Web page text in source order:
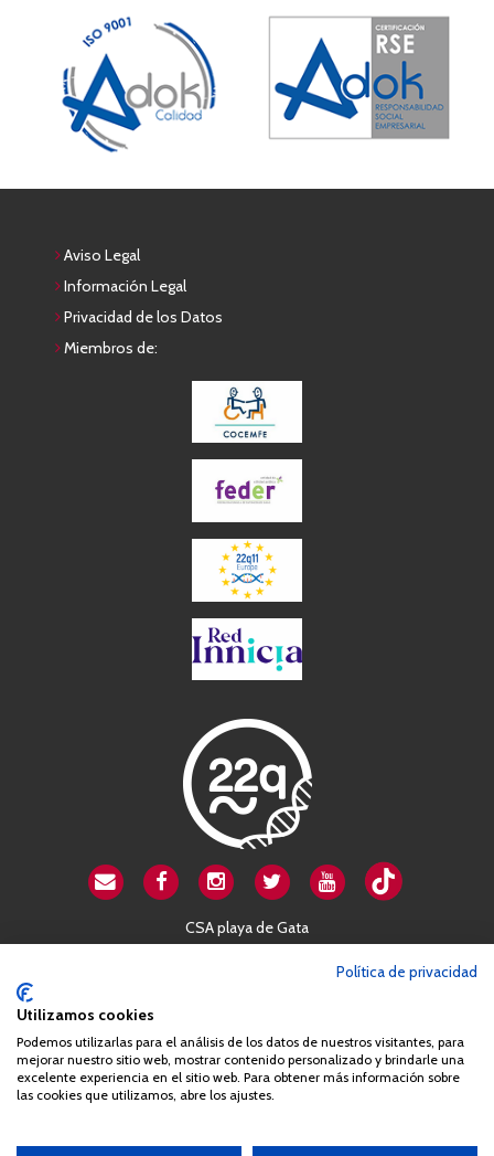
Aviso Legal
Información Legal
Privacidad de los Datos
Miembros de:
CSA playa de Gata
Queda prohibida de forma expresa la copia, reproducción o
distribución de la totalidad o parte de los contenidos del sitio web
Política de privacidad
Utilizamos cookies
Podemos utilizarlas para el análisis de los datos de nuestros visitantes, para
mejorar nuestro sitio web, mostrar contenido personalizado y brindarle una
excelente experiencia en el sitio web. Para obtener más información sobre
las cookies que utilizamos, abre los ajustes.